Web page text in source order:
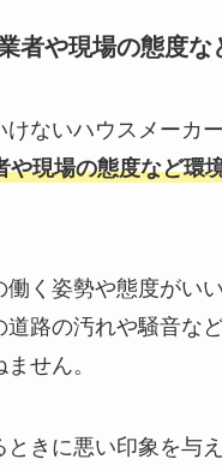
者や現場の態度な
ないハウスメーカ
や現場の態度など環
働く姿勢や態度がい
道路の汚れや騒音な
せん。
ときに悪い印象を与